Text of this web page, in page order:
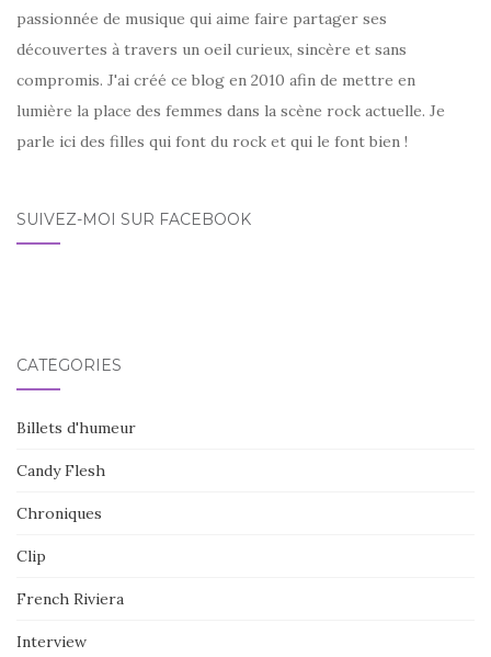
passionnée de musique qui aime faire partager ses
découvertes à travers un oeil curieux, sincère et sans
compromis. J'ai créé ce blog en 2010 afin de mettre en
lumière la place des femmes dans la scène rock actuelle. Je
parle ici des filles qui font du rock et qui le font bien !
SUIVEZ-MOI SUR FACEBOOK
CATÉGORIES
Billets d'humeur
Candy Flesh
Chroniques
Clip
French Riviera
Interview